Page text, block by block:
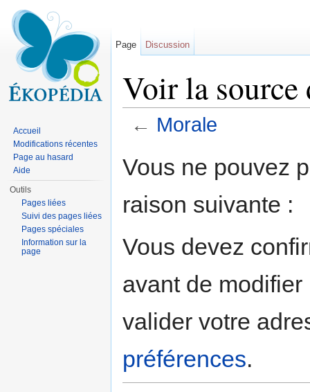
Voir la source
← Morale
Vous ne pouvez
raison suivante :
Vous devez
avant de
valider votre
préférences.
Page Discussion
Accueil
Modifications récentes
Page au hasard
Aide
Outils
Pages liées
Suivi des pages liées
Pages spéciales
Information sur la
page